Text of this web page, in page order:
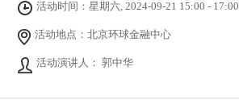
活动时间：星期六, 2024-09-21 15:00 - 17:00
活动地点：北京环球金融中心
活动演讲人： 郭中华